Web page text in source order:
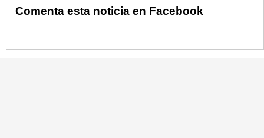
Comenta esta noticia en Facebook